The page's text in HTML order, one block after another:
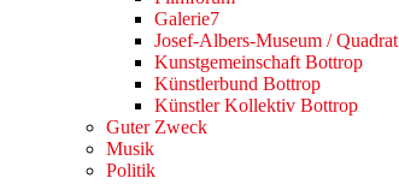
Galerie7
Josef-Albers-Museum / Quadrat
Kunstgemeinschaft Bottrop
Künstlerbund Bottrop
Künstler Kollektiv Bottrop
Guter Zweck
Musik
Politik